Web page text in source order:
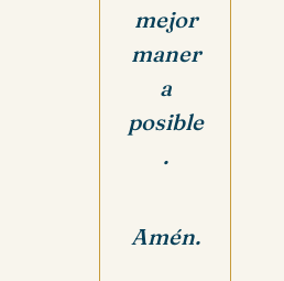
mejor
maner
a
posible
.
Amén.